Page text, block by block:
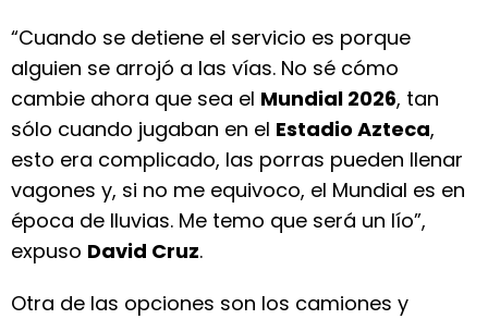
“Cuando se detiene el servicio es porque
alguien se arrojó a las vías. No sé cómo
cambie ahora que sea el Mundial 2026, tan
sólo cuando jugaban en el Estadio Azteca,
esto era complicado, las porras pueden llenar
vagones y, si no me equivoco, el Mundial es en
época de lluvias. Me temo que será un lío”,
expuso David Cruz.
Otra de las opciones son los camiones y